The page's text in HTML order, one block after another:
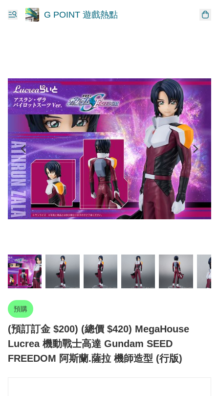
G POINT 遊戲熱點
預購
(預訂訂金 $200) (總價 $420) MegaHouse
Lucrea 機動戰士高達 Gundam SEED
FREEDOM 阿斯蘭.薩拉 機師造型 (行版)